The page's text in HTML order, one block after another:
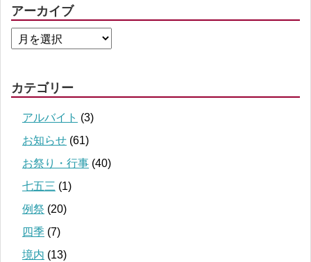
アーカイブ
カテゴリー
アルバイト (3)
お知らせ (61)
お祭り・行事 (40)
七五三 (1)
例祭 (20)
四季 (7)
境内 (13)